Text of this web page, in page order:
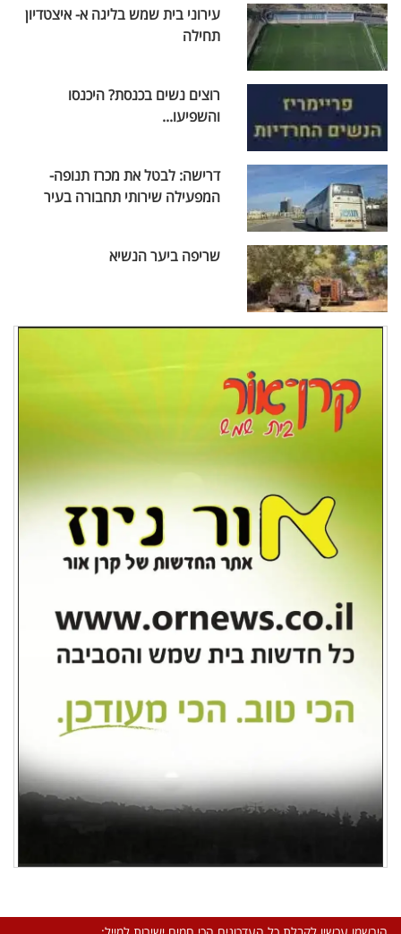
עירוני בית שמש בליגה א- איצטדיון
תחילה
רוצים נשים בכנסת? היכנסו
והשפיעו...
דרישה: לבטל את מכרז תנופה-
המפעילה שירותי תחבורה בעיר
שריפה ביער הנשיא